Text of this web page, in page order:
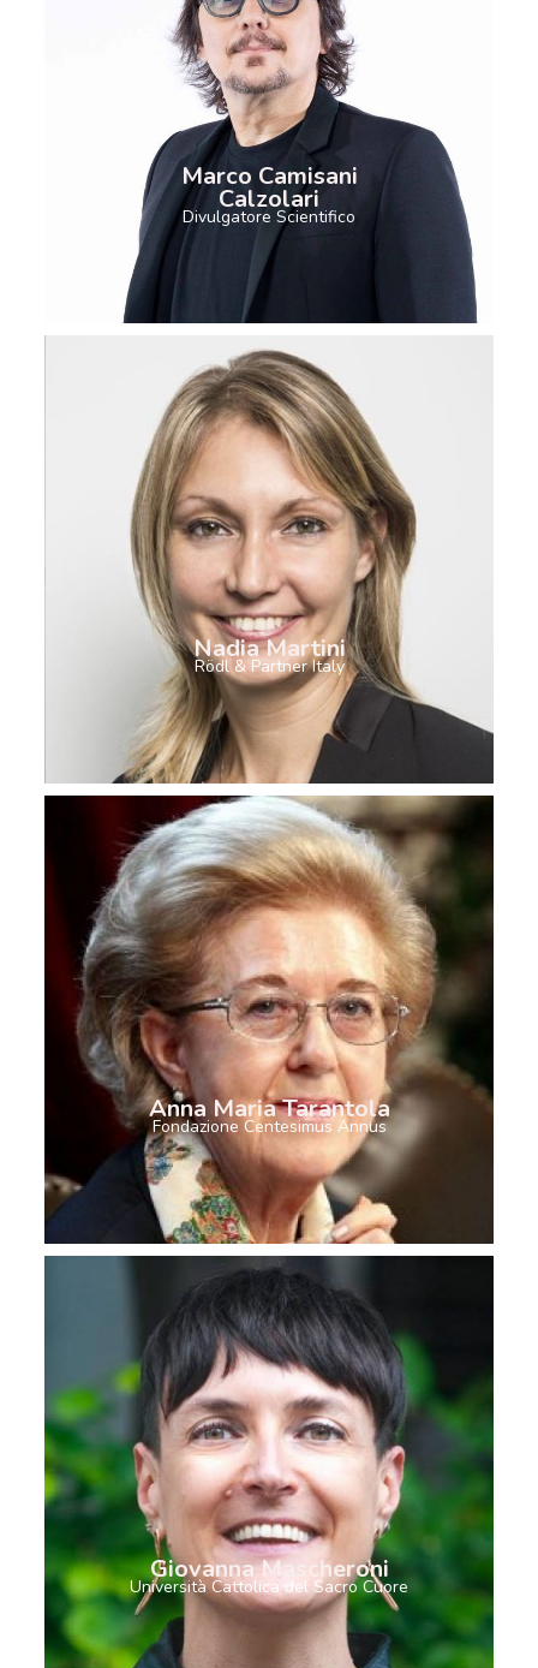
Marco Camisani
Calzolari
Divulgatore Scientifico
Nadia Martini
Rödl & Partner Italy
Anna Maria Tarantola
Fondazione Centesimus Annus
Giovanna Mascheroni
Università Cattolica del Sacro Cuore